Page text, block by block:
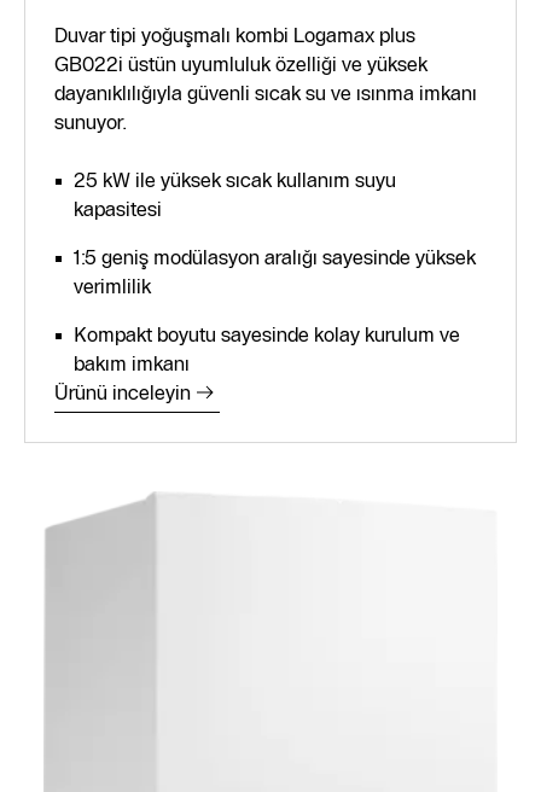
Duvar tipi yoğuşmalı kombi Logamax plus
GB022i üstün uyumluluk özelliği ve yüksek
dayanıklılığıyla güvenli sıcak su ve ısınma imkanı
sunuyor.
25 kW ile yüksek sıcak kullanım suyu
kapasitesi
1:5 geniş modülasyon aralığı sayesinde yüksek
verimlilik
Kompakt boyutu sayesinde kolay kurulum ve
bakım imkanı
Ürünü inceleyin